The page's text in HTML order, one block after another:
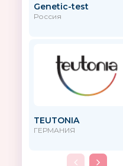
Genetic-test
Россия
TEUTONIA
ГЕРМАНИЯ